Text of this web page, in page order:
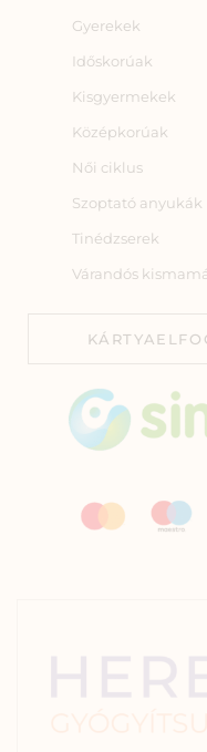
Gyerekek
Időskorúak
Kisgyermekek
Középkorúak
Női ciklus
Szoptató anyukák
Tinédzserek
Várandós